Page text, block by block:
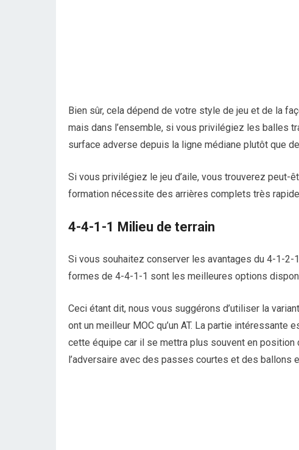
Bien sûr, cela dépend de votre style de jeu et de la
mais dans l’ensemble, si vous privilégiez les balles
surface adverse depuis la ligne médiane plutôt que
Si vous privilégiez le jeu d’aile, vous trouverez
formation nécessite des arrières complets très
4-4-1-1 Milieu de terrain
Si vous souhaitez conserver les avantages du 4-1-
formes de 4-4-1-1 sont les meilleures options
Ceci étant dit, nous vous suggérons d’utiliser la
ont un meilleur MOC qu’un AT. La partie
cette équipe car il se mettra plus souvent en
l’adversaire avec des passes courtes et des ballons